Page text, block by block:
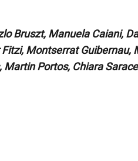
Bruszt, Manuela Caiani,
Montserrat
Portos, Chiara